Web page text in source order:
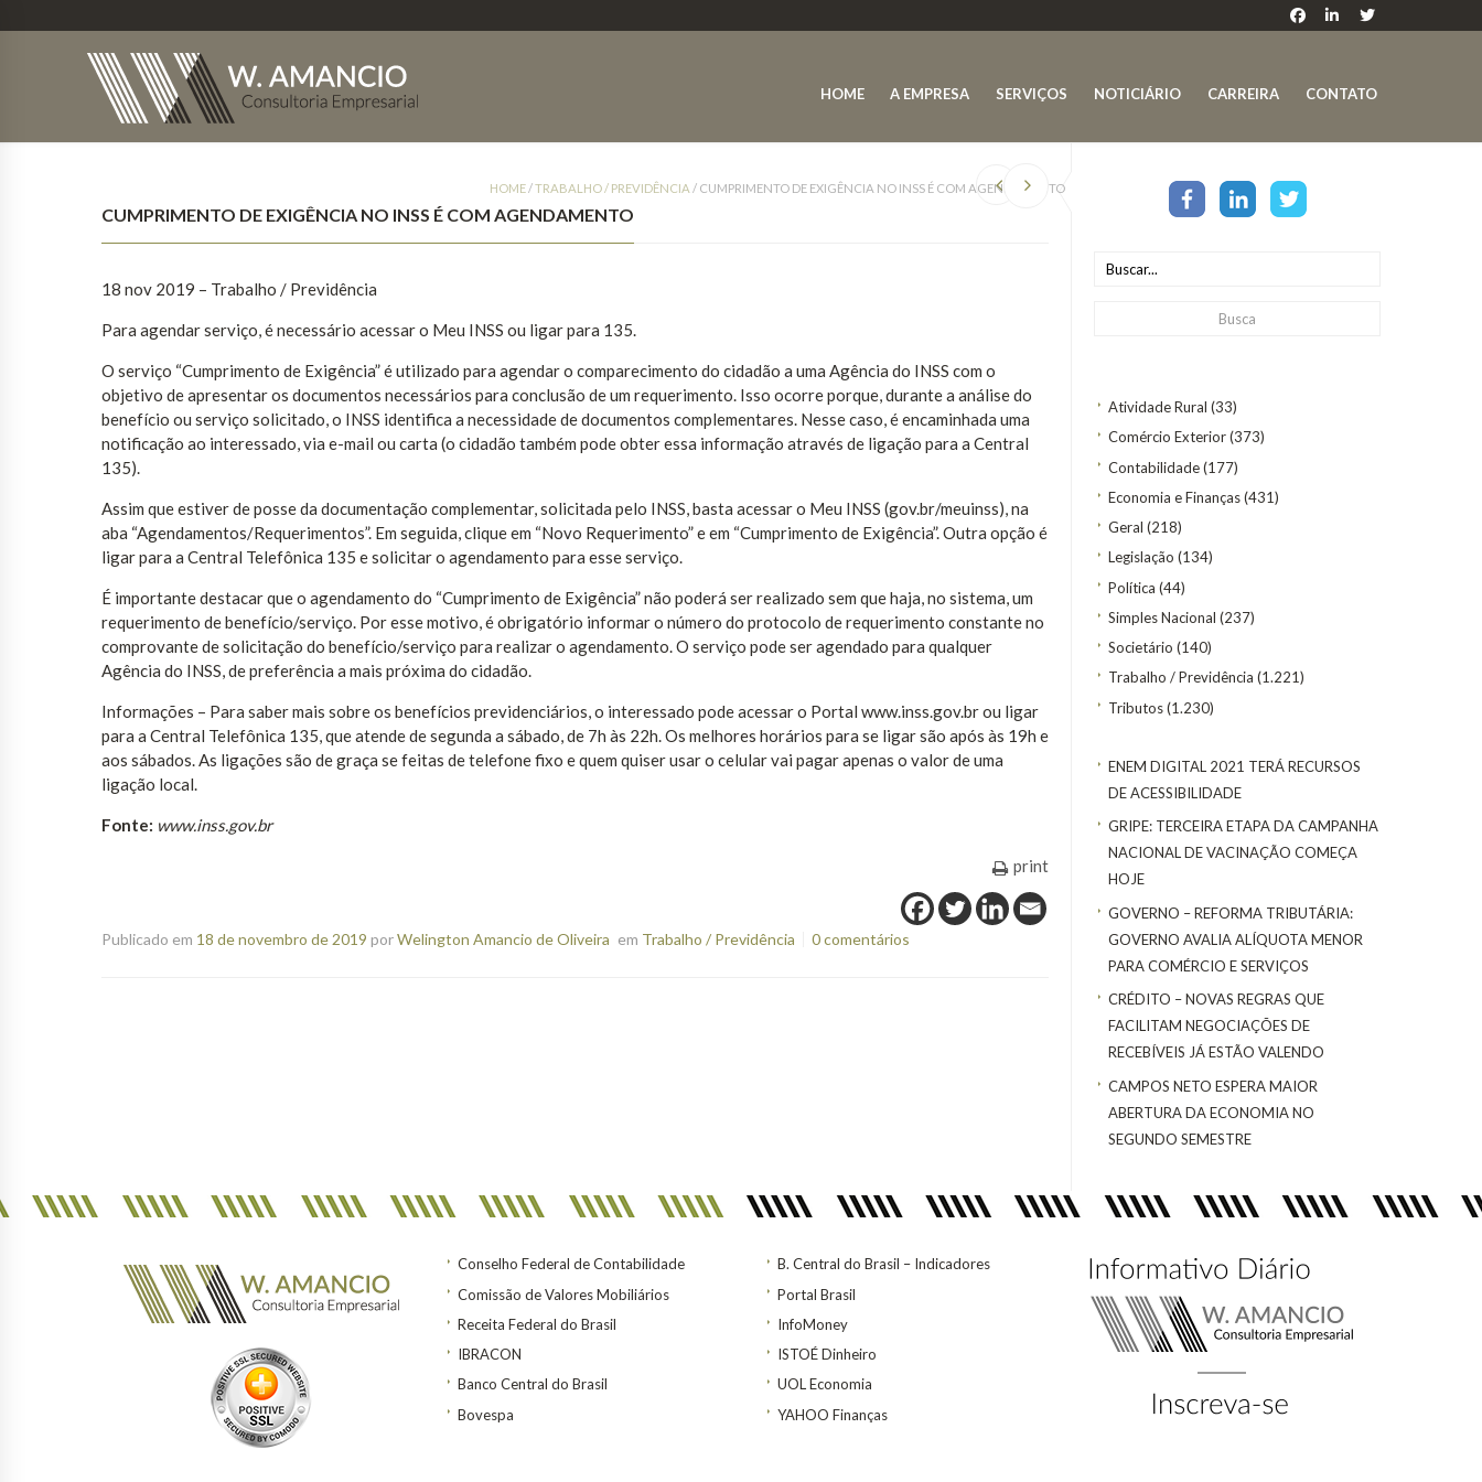
HOME A EMPRESA SERVIÇOS NOTICIÁRIO CARREIRA CONTATO
Atividade Rural (33)
Comércio Exterior(373)
Contabilidade(177)
Economia e Finanças(431)
Geral (218)
Legislação (134)
Política (44)
Simples Nacional (237)
Societário (140)
Trabalho / Previdência (1.221)
Tributos(1.230)
ENEM DIGITAL 2021 TERÁ RECURSOS
DE ACESSIBILIDADE
GRIPE: TERCEIRA ETAPA DA CAMPANHA
NACIONAL DE VACINAÇÃO COMEÇA
HOJE
GOVERNO – REFORMA TRIBUTÁRIA:
GOVERNO AVALIA ALÍQUOTA MENOR
PARA COMÉRCIO E SERVIÇOS
CRÉDITO – NOVAS REGRAS QUE
FACILITAM NEGOCIAÇÕES DE
RECEBÍVEIS JÁ ESTÃO VALENDO
CAMPOS NETO ESPERA MAIOR
ABERTURA DA ECONOMIA NO
SEGUNDO SEMESTRE
HOME/TRABALHO / PREVIDÊNCIA / CUMPRIMENTO DE EXIGÊNCIA NO INSS É COM AGENDAMENTO
CUMPRIMENTO DE EXIGÊNCIA NO INSS É COM AGENDAMENTO
18 nov 2019 – Trabalho / Previdência
Para agendar serviço, é necessário acessar o Meu INSS ou ligar para 135.
O serviço “Cumprimento de Exigência” é utilizado para agendar o comparecimento do cidadão a uma Agência do INSS com o
objetivo de apresentar os documentos necessários para conclusão de um requerimento. Isso ocorre porque, durante a análise do
benefício ou serviço solicitado, o INSS identifica a necessidade de documentos complementares. Nesse caso, é encaminhada uma
notificação ao interessado, via e-mail ou carta (o cidadão também pode obter essa informação através de ligação para a Central
135).
Assim que estiver de posse da documentação complementar, solicitada pelo INSS, basta acessar o Meu INSS (gov.br/meuinss), na
aba “Agendamentos/Requerimentos”. Em seguida, clique em “Novo Requerimento” e em “Cumprimento de Exigência”. Outra opção é
ligar para a Central Telefônica 135 e solicitar o agendamento para esse serviço.
É importante destacar que o agendamento do “Cumprimento de Exigência” não poderá ser realizado sem que haja, no sistema, um
requerimento de benefício/serviço. Por esse motivo, é obrigatório informar o número do protocolo de requerimento constante no
comprovante de solicitação do benefício/serviço para realizar o agendamento. O serviço pode ser agendado para qualquer
Agência do INSS, de preferência a mais próxima do cidadão.
Informações – Para saber mais sobre os benefícios previdenciários, o interessado pode acessar o Portal www.inss.gov.br ou ligar
para a Central Telefônica 135, que atende de segunda a sábado, de 7h às 22h. Os melhores horários para se ligar são após às 19h e
aos sábados. As ligações são de graça se feitas de telefone fixo e quem quiser usar o celular vai pagar apenas o valor de uma
ligação local.
Fonte: www.inss.gov.br
print
Publicado em 18 de novembro de 2019 porWelington Amancio de Oliveira em Trabalho / Previdência 0 comentários
Conselho Federal de Contabilidade
Comissão de Valores Mobiliários
Receita Federal do Brasil
IBRACON
Banco Central do Brasil
Bovespa
B. Central do Brasil – Indicadores
Portal Brasil
InfoMoney
ISTOÉ Dinheiro
UOL Economia
YAHOO Finanças